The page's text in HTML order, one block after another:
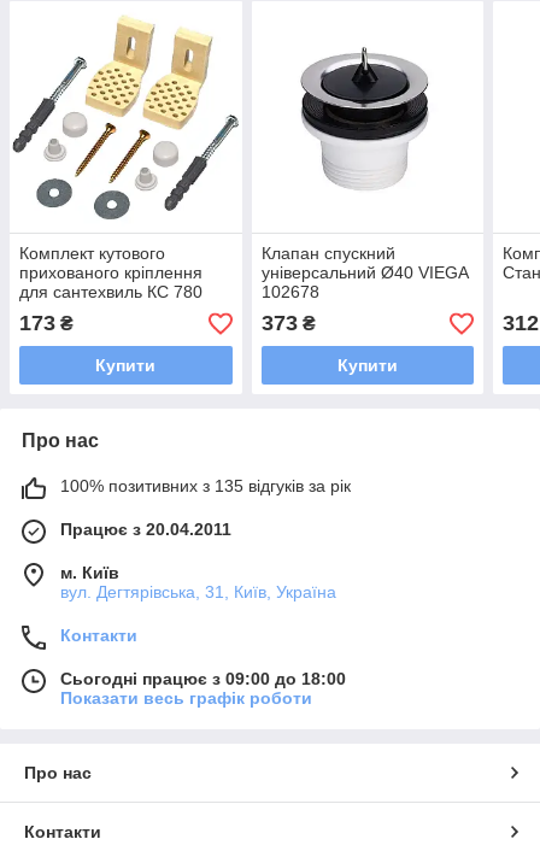
Комплект кутового
прихованого кріплення
для сантехвиль КС 780
Waterstal
173 ₴
Купити
Клапан спускний
унiверсальний Ø40 VIEGA
102678
373₴
Купити
312
Про нас
100% позитивних з 135 відгуків за рік
Працює з 20.04.2011
м. Київ
вул. Дегтярівська, 31, Київ, Україна
Контакти
Сьогодні працює з 09:00 до 18:00
Показати весь графік роботи
Про нас
Контакти